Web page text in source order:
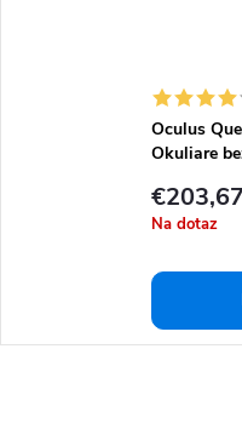
Oculus
Okuliare
€203,67
Na dotaz